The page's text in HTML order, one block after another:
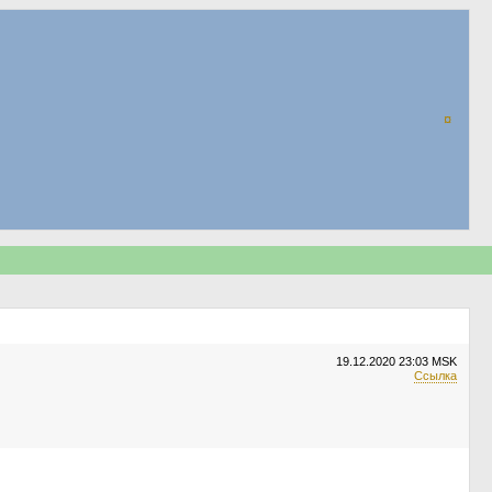
¤
19.12.2020 23:03 MSK
Ссылка